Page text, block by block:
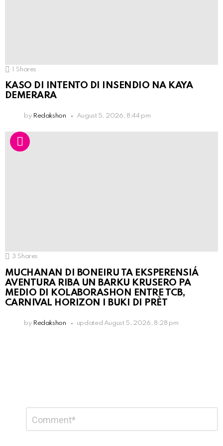
1 Shares
KASO DI INTENTO DI INSENDIO NA KAYA
DEMERARA
by Redakshon August 5, 2026, 8:44 pm
3 Shares
MUCHANAN DI BONEIRU TA EKSPERENSIÁ
AVENTURA RIBA UN BARKU KRUSERO PA
MEDIO DI KOLABORASHON ENTRE TCB,
CARNIVAL HORIZON I BUKI DI PRÈT
by Redakshon updated August 5, 2026, 8:28 pm
Reply